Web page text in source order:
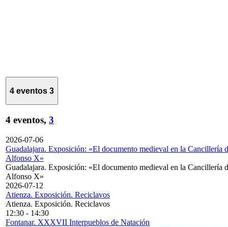
4 eventos 3
4 eventos, 3
2026-07-06
Guadalajara. Exposición: «El documento medieval en la Cancillería
Alfonso X»
Guadalajara. Exposición: «El documento medieval en la Cancillería
Alfonso X»
2026-07-12
Atienza. Exposición. Reciclavos
Atienza. Exposición. Reciclavos
12:30 - 14:30
Fontanar. XXXVII Interpueblos de Natación